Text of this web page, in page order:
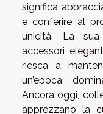
significa
e conferire al
unicità. La
accessori
riesca a
un’epoca
Ancora oggi,
apprezzano la